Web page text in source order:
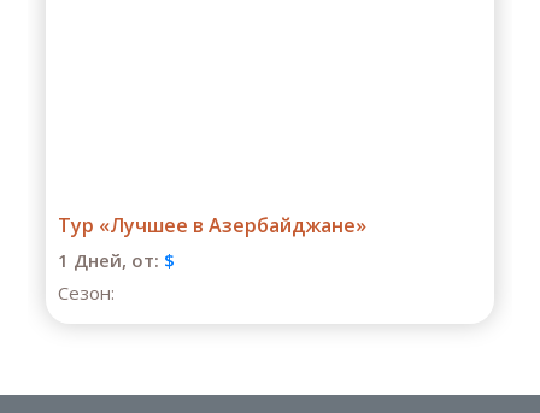
Тур «Лучшее в Азербайджане»
1 Дней, от: $
Сезон: